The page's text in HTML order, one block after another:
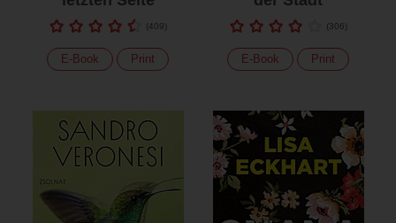
(409)
E-Book Print
(306)
E-Book Print